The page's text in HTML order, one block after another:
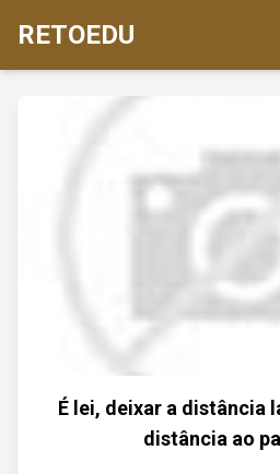
RETOEDU
É lei, deixar a distância
distância ao